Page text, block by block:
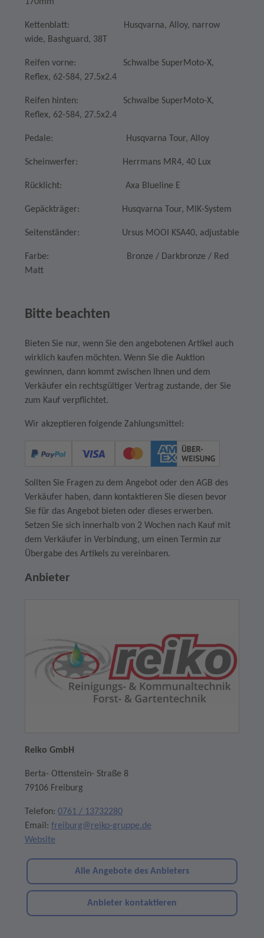
Kettenblatt: Husqvarna, Alloy, narrow
wide, Bashguard, 38T
Reifen vorne: Schwalbe SuperMoto-X,
Reflex, 62-584, 27.5x2.4
Reifen hinten: Schwalbe SuperMoto-X,
Reflex, 62-584, 27.5x2.4
Pedale: Husqvarna Tour, Alloy
Scheinwerfer: Herrmans MR4, 40 Lux
Rücklicht: Axa Blueline E
Gepäckträger: Husqvarna Tour, MIK-System
Seitenständer: Ursus MOOI KSA40, adjustable
Farbe: Bronze / Darkbronze / Red
Matt
Bitte beachten
Bieten Sie nur, wenn Sie den angebotenen Artikel auch
wirklich kaufen möchten. Wenn Sie die Auktion
gewinnen, dann kommt zwischen Ihnen und dem
Verkäufer ein rechtsgültiger Vertrag zustande, der Sie
zum Kauf verpflichtet.
Wir akzeptieren folgende Zahlungsmittel:
Sollten Sie Fragen zu dem Angebot oder den AGB des
Verkäufer haben, dann kontaktieren Sie diesen bevor
Sie für das Angebot bieten oder dieses erwerben.
Setzen Sie sich innerhalb von 2 Wochen nach Kauf mit
dem Verkäufer in Verbindung, um einen Termin zur
Übergabe des Artikels zu vereinbaren.
Anbieter
Reiko GmbH
Berta- Ottenstein- Straße 8
79106 Freiburg
Telefon: 0761 / 13732280
Email: freiburg@reiko-gruppe.de
Website
Alle Angebote des Anbieters
Anbieter kontaktieren